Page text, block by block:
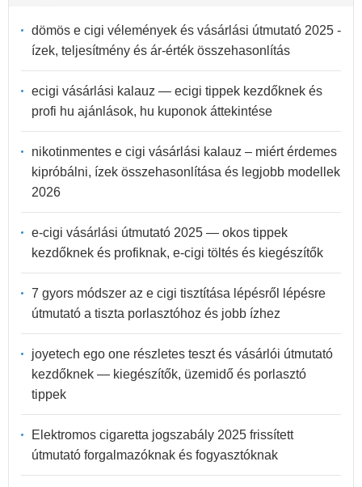
dömös e cigi vélemények és vásárlási útmutató 2025 -
ízek, teljesítmény és ár-érték összehasonlítás
ecigi vásárlási kalauz — ecigi tippek kezdőknek és
profi hu ajánlások, hu kuponok áttekintése
nikotinmentes e cigi vásárlási kalauz – miért érdemes
kipróbálni, ízek összehasonlítása és legjobb modellek
2026
e-cigi vásárlási útmutató 2025 — okos tippek
kezdőknek és profiknak, e-cigi töltés és kiegészítők
7 gyors módszer az e cigi tisztítása lépésről lépésre
útmutató a tiszta porlasztóhoz és jobb ízhez
joyetech ego one részletes teszt és vásárlói útmutató
kezdőknek — kiegészítők, üzemidő és porlasztó
tippek
Elektromos cigaretta jogszabály 2025 frissített
útmutató forgalmazóknak és fogyasztóknak